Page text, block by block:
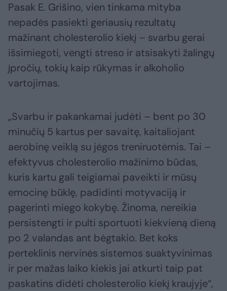
Pasak E. Grišino, vien tinkama mityba
nepadės pasiekti geriausių rezultatų
mažinant cholesterolio kiekį – svarbu gerai
išsimiegoti, vengti streso ir atsisakyti žalingų
įpročių, tokių kaip rūkymas ir alkoholio
vartojimas.
„Svarbu ir pakankamai judėti – bent po 30
minučių 5 kartus per savaitę, kaitaliojant
aerobinę veiklą su jėgos treniruotėmis. Tai –
efektyvus cholesterolio mažinimo būdas,
kuris kartu gali teigiamai paveikti ir mūsų
emocinę būklę, padidinti motyvaciją ir
pagerinti miego kokybę. Žinoma, nereikia
persistengti ir pulti sportuoti kiekvieną dieną
po 2 valandas ant bėgtakio. Bet koks
perteklinis nervinės sistemos suaktyvinimas
ir per mažas laiko kiekis jai atkurti taip pat
paskatins didėti cholesterolio kiekį kraujyje“,